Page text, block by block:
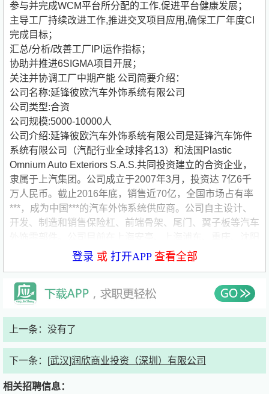
参与并完成WCM平台所分配的工作,促进平台健康发展；
主导工厂持续改进工作,推进交叉项目应用,确保工厂年度CI
完成目标；
汇总/分析/改善工厂IPI运作指标；
协助并推进6SIGMA项目开展；
关注并协调工厂中期产能 公司简要介绍：
公司名称:延锋彼欧汽车外饰系统有限公司
公司类型:合资
公司规模:5000-10000人
公司介绍:延锋彼欧汽车外饰系统有限公司是延锋汽车饰件
系统有限公司（汽配行业全球排名13）和法国Plastic
Omnium Auto Exteriors S.A.S.共同投资建立的合资企业，
隶属于上汽集团。公司成立于2007年3月，投资达 7亿6千
万人民币。截止2016年底，销售近70亿，全国市场占有率
***，成为中国***的汽车外饰系统供应商。公司自主设计、
开发、制造和销售保险杠、前端骨架、尾门、翼子板等汽车
大东、南京、广州、成都、仪征、武汉沌口、东莞、沈阳铁
滨、长春、郑州建有20家生产基地，并配备了国内先进的
研发技术中心，现有员工超过5000名。目前主要客户有上
安福特、华晨宝马、广汽集团等。
登录 或 打开APP查看全部
上一条：没有了
下一条： [武汉]润欣商业投资（深圳）有限公司
相关招聘信息：